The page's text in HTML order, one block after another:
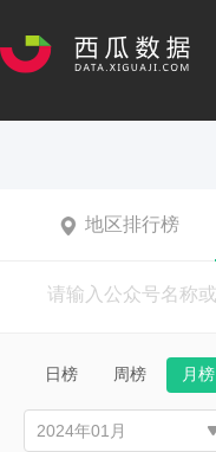
地区排行榜
日榜 周榜 月榜